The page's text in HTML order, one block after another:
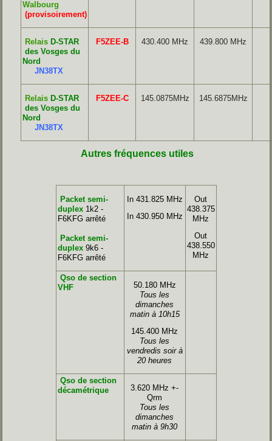
Walbourg
(provisoirement)
Relais D-STAR
des Vosges du
Nord
JN38TX
F5ZEE-B 430.400 MHz 439.800 MHz
Relais D-STAR
des Vosges du
Nord
JN38TX
F5ZEE-C 145.0875MHz 145.6875MHz
Autres fréquences utiles
Packet semi-
duplex 1k2-
F6KFG arrêté
Packet semi-
duplex 9k6-
F6KFG arrêté
In 431.825 MHz
In 430.950 MHz
Out
438.375
MHz
Out
438.550
MHz
Qso de section
VHF
50.180 MHz
Tous les
dimanches
matin à 10h15
145.400 MHz
Tous les
vendredis soir à
20 heures
Qso de section
décamétrique
3.620 MHz +-
Qrm
Tous les
dimanches
matin à 9h30